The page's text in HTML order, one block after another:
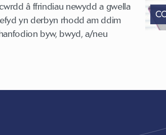
â ffrindiau newydd a gwella
yn derbyn rhodd am ddim
byw, bwyd, a/neu